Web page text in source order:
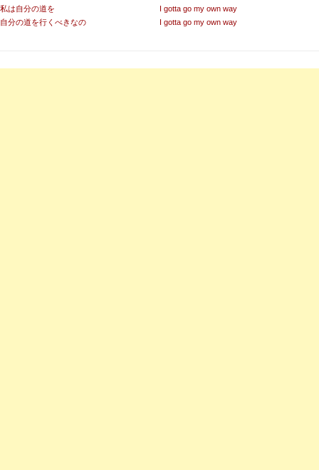
私は自分の道を
自分の道を行くべきなの
I gotta go my own way
I gotta go my own way